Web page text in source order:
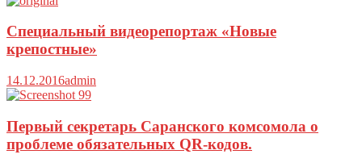
Специальный видеорепортаж «Новые
крепостные»
14.12.2016admin
Первый секретарь Саранского комсомола о
проблеме обязательных QR-кодов.